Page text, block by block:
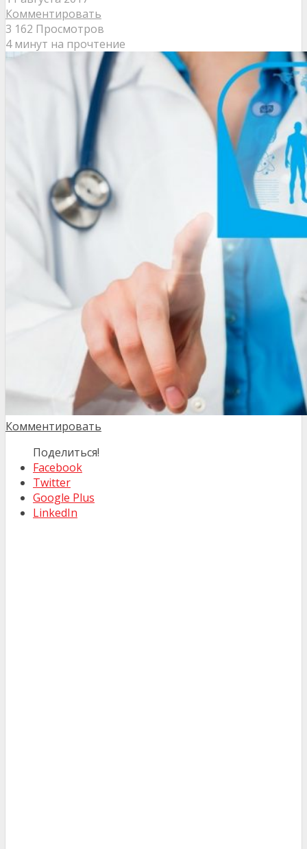
Комментировать
3 162 Просмотров
4 минут на прочтение
Комментировать
Поделиться!
Facebook
Twitter
Google Plus
LinkedIn